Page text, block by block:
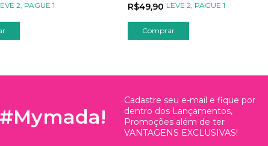
2, PAGUE 1
R$49,90 LEVE 2, PAGUE 1
Cadastre seu e-mail e fique por
dentro dos Lançamentos,
Promoções além de ter
VANTAGENS EXCLUSIVAS!